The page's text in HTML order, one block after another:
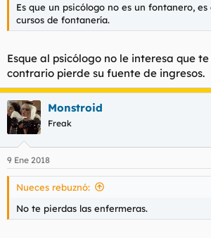
Es que un psicólogo no es un fontanero,
cursos de fontanería.
Esque al psicólogo no le interesa que
contrario pierde su fuente de ingresos.
Monstroid
Freak
9 Ene 2018
Nueces rebuznó:
No te pierdas las enfermeras.